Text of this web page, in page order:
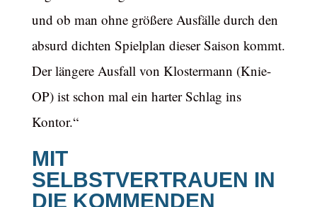
und ob man ohne größere Ausfälle durch den
absurd dichten Spielplan dieser Saison kommt.
Der längere Ausfall von Klostermann (Knie-
OP) ist schon mal ein harter Schlag ins
Kontor.“
MIT
SELBSTVERTRAUEN IN
DIE KOMMENDEN